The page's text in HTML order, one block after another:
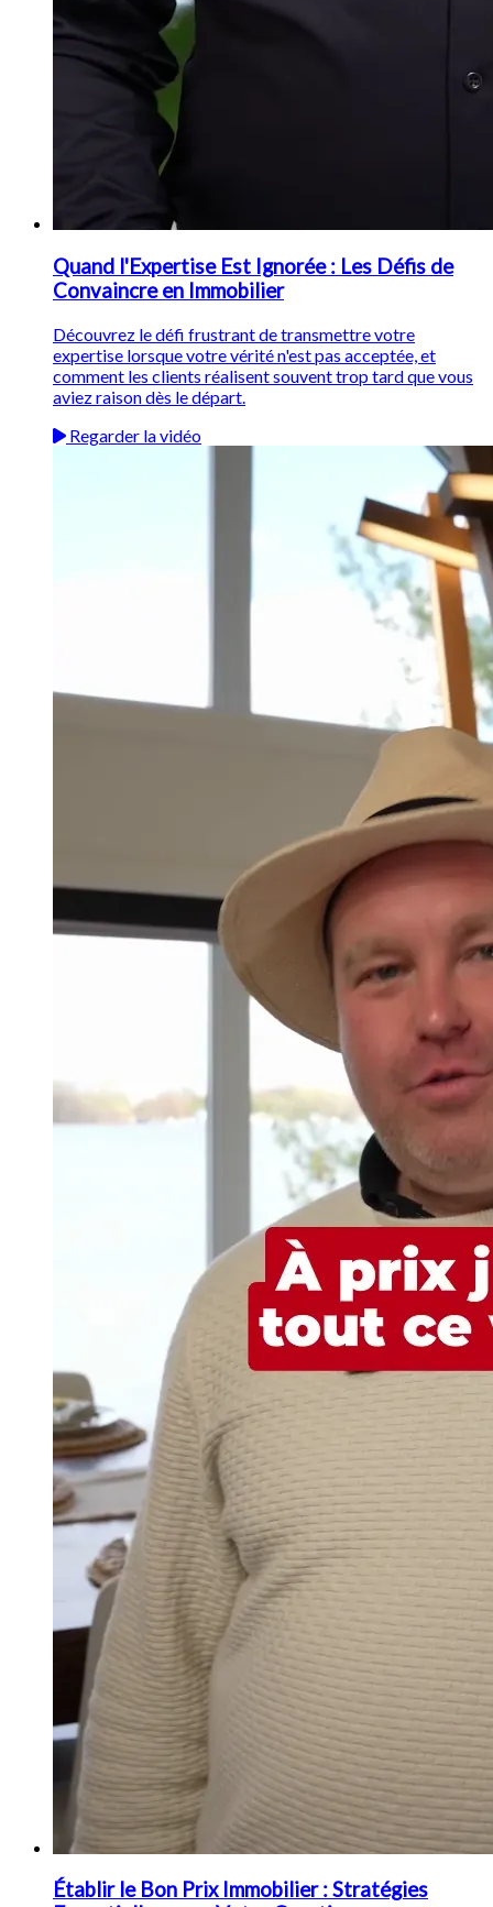
Quand l'Expertise Est Ignorée : Les Défis de
Convaincre en Immobilier
Découvrez le défi frustrant de transmettre votre
expertise lorsque votre vérité n'est pas acceptée, et
comment les clients réalisent souvent trop tard que vous
aviez raison dès le départ.
Regarder la vidéo
Établir le Bon Prix Immobilier : Stratégies